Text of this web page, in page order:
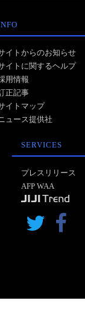
イトからのお知らせ
イトに関するヘルプ
用情報
正記事
イトマップ
ュース提供社
SERVICES
プレスリリース
AFP WAA